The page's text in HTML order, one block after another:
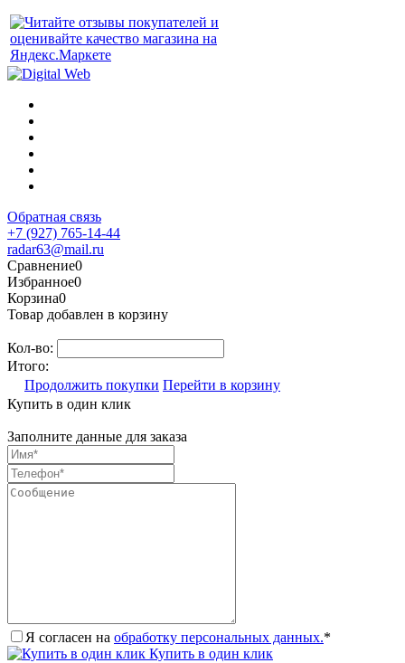
Обратная связь
+7 (927) 765-14-44
radar63@mail.ru
Сравнение0
Избранное0
Корзина0
Товар добавлен в корзину
Кол-во:
Итого:
Продолжить покупки Перейти в корзину
Купить в один клик
Заполните данные для заказа
Я согласен на обработку персональных данных.*
Купить в один клик